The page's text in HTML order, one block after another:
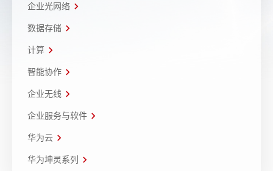
企业光网络
数据存储
计算
智能协作
企业无线
企业服务与软件
华为云
华为坤灵系列